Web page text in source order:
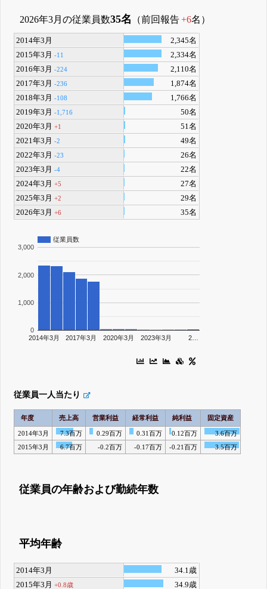
2026年3月の従業員数35名 （前回報告+6名）
2014年3月
2,345名
2015年3月-11
2,334名
2016年3月-224
2,110名
2017年3月-236
1,874名
2018年3月-108
1,766名
2019年3月-1,716
50名
2020年3月+1
51名
2021年3月-2
49名
2022年3月-23
26名
2023年3月-4
22名
2024年3月+5
27名
2025年3月+2
29名
2026年3月+6 35名
従業員数
2014年3月 2017年3月 2020年3月 2023年3月 2…
0
1,000
2,000
3,000
従業員一人当たり
年度 売上高 営業利益 経常利益 純利益 固定資産
2014年3月 7.3百万 0.29百万 0.31百万 0.12百万
3.6百万
2015年3月
6.7百万 -0.2百万 -0.17百万 -0.21百万 3.5百万
従業員の年齢および勤続年数
平均年齢
2014年3月
34.1歳
2015年3月+0.8歳 34.9歳